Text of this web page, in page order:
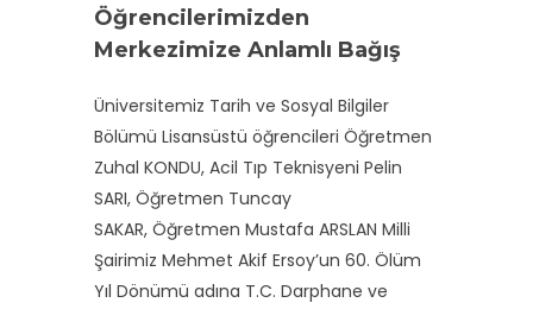
Öğrencilerimizden
Merkezimize Anlamlı Bağış
Üniversitemiz Tarih ve Sosyal Bilgiler
Bölümü Lisansüstü öğrencileri Öğretmen
Zuhal KONDU, Acil Tıp Teknisyeni Pelin
SARI, Öğretmen Tuncay
SAKAR, Öğretmen Mustafa ARSLAN Milli
Şairimiz Mehmet Akif Ersoy’un 60. Ölüm
Yıl Dönümü adına T.C. Darphane ve